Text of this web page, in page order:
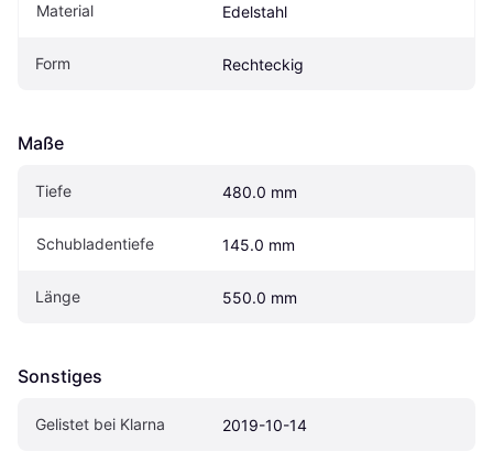
Material Edelstahl
Form Rechteckig
Maße
Tiefe 480.0 mm
Schubladentiefe 145.0 mm
Länge 550.0 mm
Sonstiges
Gelistet bei Klarna 2019-10-14